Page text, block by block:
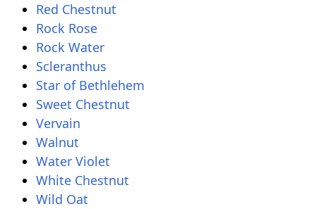
Red Chestnut
Rock Rose
Rock Water
Scleranthus
Star of Bethlehem
Sweet Chestnut
Vervain
Walnut
Water Violet
White Chestnut
Wild Oat